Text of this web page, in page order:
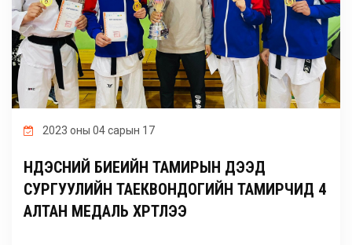
СУРГАЛТ
ЭРДЭМ ШИНЖИЛГЭЭ
МАГАДЛАН ИТГЭМЖЛЭЛ
2023 оны 04 сарын 17
ҮНДЭСНИЙ БИЕИЙН ТАМИРЫН ДЭЭД
СУРГУУЛИЙН ТАЕКВОНДОГИЙН ТАМИРЧИД 4
АЛТАН МЕДАЛЬ ХҮРТЛЭЭ